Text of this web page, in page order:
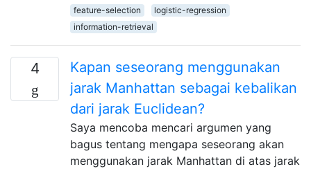
feature-selection
logistic-regression
information-retrieval
4
Kapan seseorang menggunakan
jarak Manhattan sebagai kebalikan
dari jarak Euclidean?
Saya mencoba mencari argumen yang
bagus tentang mengapa seseorang akan
menggunakan jarak Manhattan di atas jarak